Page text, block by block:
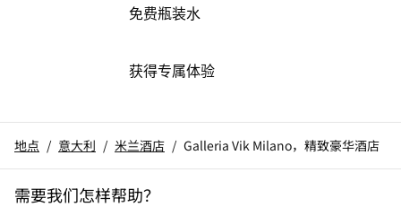
免费瓶装水
获得专属体验
地点 / 意大利 / 米兰酒店 / Galleria Vik Milano，精致豪华酒店
需要我们怎样帮助？